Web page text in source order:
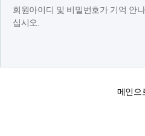
회원아이디 및 비밀번호가 기억 안
십시오.
메인으